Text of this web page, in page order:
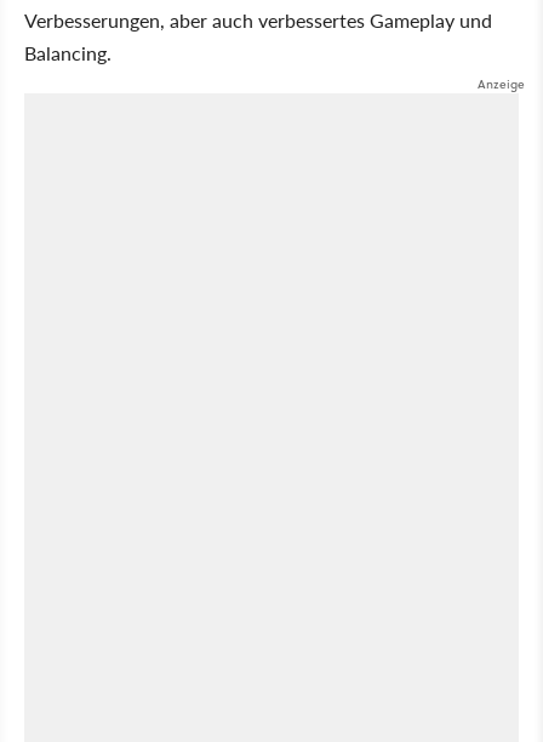
Verbesserungen, aber auch verbessertes Gameplay und
Balancing.